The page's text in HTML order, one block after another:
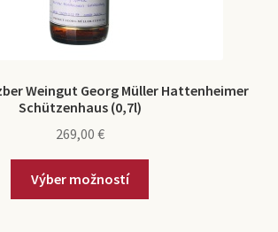
Weingut Georg Müller Hattenheimer
Schützenhaus (0,7l)
269,00 €
Výber možností